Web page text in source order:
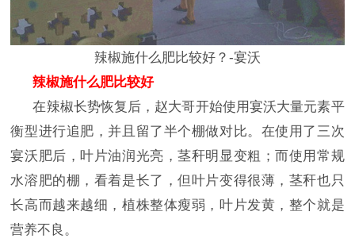
辣椒施什么肥比较好？-宴沃
辣椒施什么肥比较好
在辣椒长势恢复后，赵大哥开始使用宴沃大量元素平
衡型进行追肥，并且留了半个棚做对比。在使用了三次
宴沃肥后，叶片油润光亮，茎秆明显变粗；而使用常规
水溶肥的棚，看着是长了，但叶片变得很薄，茎秆也只
长高而越来越细，植株整体瘦弱，叶片发黄，整个就是
营养不良。